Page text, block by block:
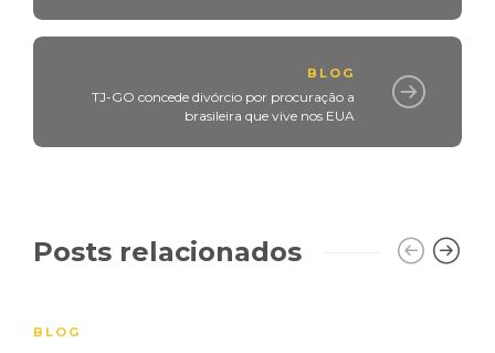
BLOG
TJ-GO concede divórcio por procuração a
brasileira que vive nos EUA
Posts relacionados
BLOG